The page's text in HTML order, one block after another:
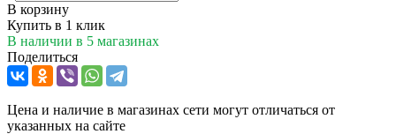
В корзину
Купить в 1 клик
В наличии в 5 магазинах
Поделиться
Цена и наличие в магазинах сети могут отличаться от
указанных на сайте